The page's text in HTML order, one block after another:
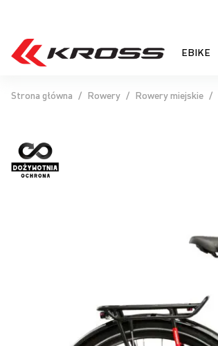
EBIKE
Strona główna Rowery Rowery miejskie
koniec
galerii